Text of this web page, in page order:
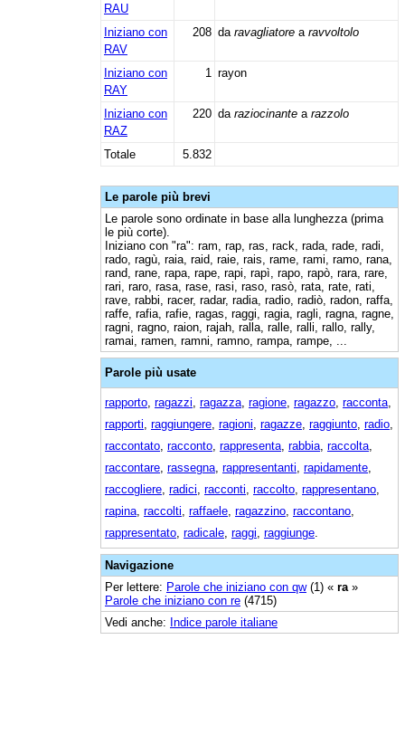
RAU
Iniziano con
RAV
208 da ravagliatore a ravvoltolo
Iniziano con
RAY
1 rayon
Iniziano con
RAZ
220 da raziocinante a razzolo
Totale 5.832
Le parole più brevi
Le parole sono ordinate in base alla lunghezza (prima
le più corte).
Iniziano con "ra": ram, rap, ras, rack, rada, rade, radi,
rado, ragù, raia, raid, raie, rais, rame, rami, ramo, rana,
rand, rane, rapa, rape, rapi, rapì, rapo, rapò, rara, rare,
rari, raro, rasa, rase, rasi, raso, rasò, rata, rate, rati,
rave, rabbi, racer, radar, radia, radio, radiò, radon, raffa,
raffe, rafia, rafie, ragas, raggi, ragia, ragli, ragna, ragne,
ragni, ragno, raion, rajah, ralla, ralle, ralli, rallo, rally,
ramai, ramen, ramni, ramno, rampa, rampe, ...
Parole più usate
rapporto ragazzi ragazza ragione ragazzo racconta
rapporti raggiungere ragioni ragazze raggiunto radio
raccontato racconto rappresenta rabbia raccolta
raccontare rassegna rappresentanti rapidamente
raccogliere radici racconti raccolto rappresentano
rapina raccolti raffaele ragazzino raccontano
rappresentato radicale raggi raggiunge
Navigazione
Per lettere: Parole che iniziano con qw(1) « ra »
Parole che iniziano con re (4715)
Vedi anche: Indice parole italiane